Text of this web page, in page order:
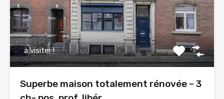
à visiter !
Superbe maison totalement rénovée – 3